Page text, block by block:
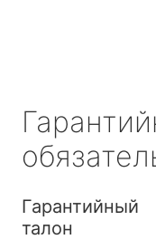
Гарантийный
талон